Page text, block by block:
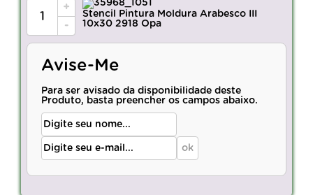
+
-
Stencil Pintura Moldura Arabesco III
10x30 2918 Opa
Avise-Me
Para ser avisado da disponibilidade deste
Produto, basta preencher os campos abaixo.